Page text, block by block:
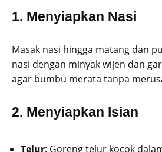
1. Menyiapkan Nasi
Masak nasi hingga matang dan
nasi dengan minyak wijen dan
agar bumbu merata tanpa
2. Menyiapkan Isian
Telur: Goreng telur kocok